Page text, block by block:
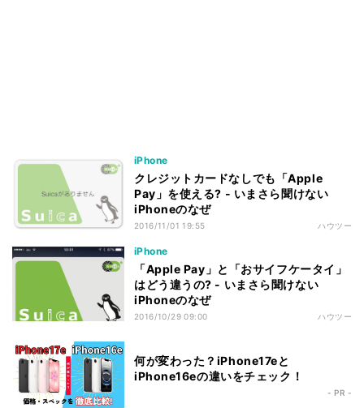
iPhone
クレジットカードなしでも「Apple
Pay」を使える? - いまさら聞けない
iPhoneのなぜ
2016/11/01 19:55 ハウツー
iPhone
「Apple Pay」と「おサイフケータイ」
はどう違うの? - いまさら聞けない
iPhoneのなぜ
2016/10/29 09:00 ハウツー
何が変わった？iPhone17eと
iPhone16eの違いをチェック！
- PR -